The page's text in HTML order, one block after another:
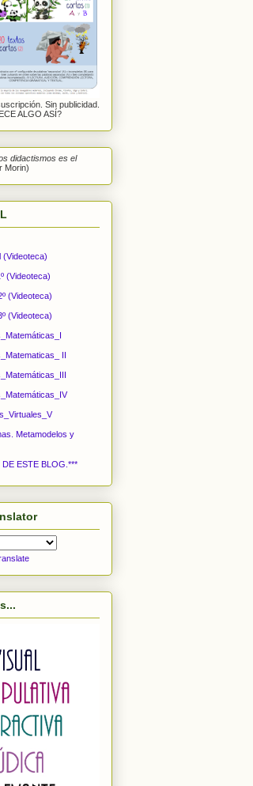
Sin publicidad.
ALGO ASÍ?
didactismos es el
Morin)
(Videoteca)
(Videoteca)
(Videoteca)
(Videoteca)
II
Metamodelos y
ESTE BLOG.***